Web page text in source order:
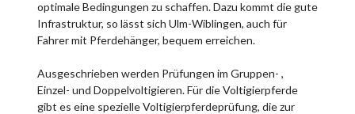
optimale Bedingungen zu schaffen. Dazu kommt die gute
Infrastruktur, so lässt sich Ulm-Wiblingen, auch für
Fahrer mit Pferdehänger, bequem erreichen.
Ausgeschrieben werden Prüfungen im Gruppen- ,
Einzel- und Doppelvoltigieren. Für die Voltigierpferde
gibt es eine spezielle Voltigierpferdeprüfung, die zur